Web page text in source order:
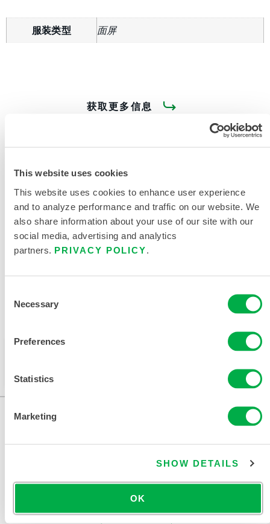
This website uses cookies
This website uses cookies to enhance user experience
and to analyze performance and traffic on our website. We
also share information about your use of our site with our
social media, advertising and analytics
partners. PRIVACY POLICY
Selection
Necessary
Preferences
Statistics
Marketing
SHOW DETAILS
OK
服装类型 面屏
获取更多信息
产品资料
相关文件
此产品通常不在您所在的区域销售。您可以在页面顶部
联系我们